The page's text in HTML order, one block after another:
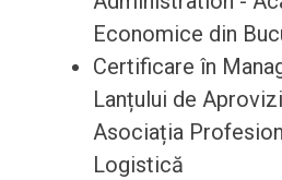
Economice din
Certificare în
Lanțului de
Asociația
Logistică